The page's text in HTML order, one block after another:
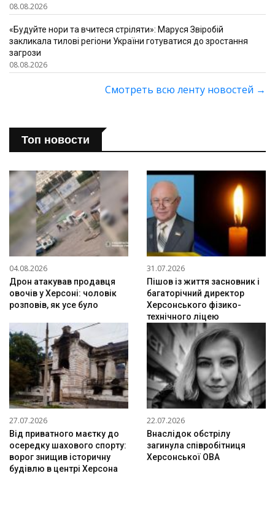
08.08.2026
«Будуйте нори та вчитеся стріляти»: Маруся Звіробій
закликала тилові регіони України готуватися до зростання
загрози
08.08.2026
Смотреть всю ленту новостей →
Топ новости
04.08.2026
Дрон атакував продавця
овочів у Херсоні: чоловік
розповів, як усе було
31.07.2026
Пішов із життя засновник і
багаторічний директор
Херсонського фізико-
технічного ліцею
27.07.2026
Від приватного маєтку до
осередку шахового спорту:
ворог знищив історичну
будівлю в центрі Херсона
22.07.2026
Внаслідок обстрілу
загинула співробітниця
Херсонської ОВА